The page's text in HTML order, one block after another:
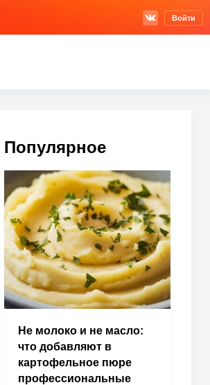
Войти
Популярное
Не молоко и не масло:
что добавляют в
картофельное пюре
профессиональные